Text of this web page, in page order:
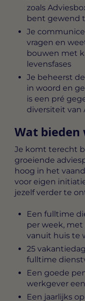
zoals
bent gewend
Je
vragen en
bouwen met
levensfases
Je beheerst
in woord en
is een pré
diversiteit van
Wat bieden
Je komt terecht
groeiende
hoog in het
voor eigen
jezelf verder te
Een fulltime
per week,
vanuit huis te
25
fulltime
Een goede
werkgever
Een jaarlijks